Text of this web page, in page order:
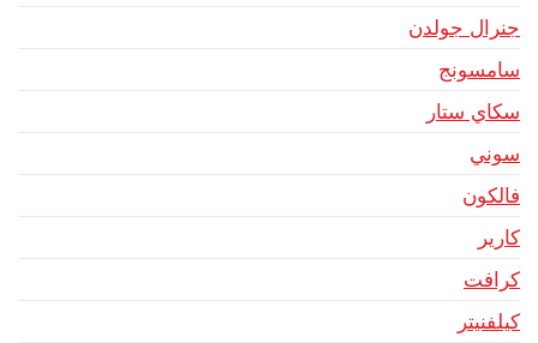
جنرال جولدن
سامسونج
سكاي ستار
سوني
فالكون
كارير
كرافت
كيلفنيتر